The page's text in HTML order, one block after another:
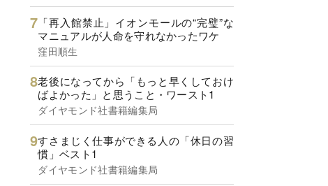
「再入館禁止」イオンモールの“完璧”な
マニュアルが人命を守れなかったワケ
窪田順生
老後になってから「もっと早くしておけ
ばよかった」と思うこと・ワースト1
ダイヤモンド社書籍編集局
すさまじく仕事ができる人の「休日の習
慣」ベスト1
ダイヤモンド社書籍編集局